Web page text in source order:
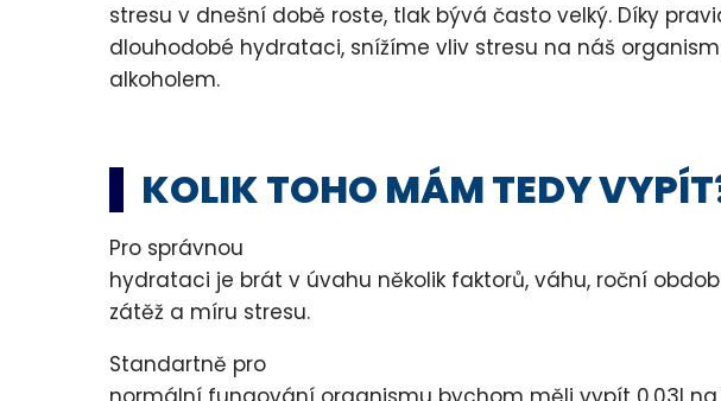
stresu v dnešní době roste, tlak bývá často velký. Díky
dlouhodobé hydrataci, snížíme vliv stresu na náš
alkoholem.
KOLIK TOHO MÁM TEDY
Pro správnou
hydrataci je brát v úvahu několik faktorů, váhu, roční
zátěž a míru stresu.
Standartně pro